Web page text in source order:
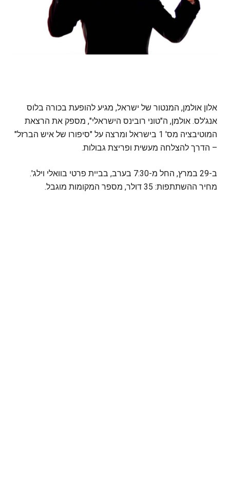
אלון אולמן, המנטור של ישראל, מגיע להופעת בכורה בלוס
אנג'לס. אולמן, ה"טוני רובינס הישראלי", מספק את הרצאת
המוטיבציה מס' 1 בישראל ומרצה על "סיפורו של איש הברזל"
– הדרך להצלחה מעשית ופריצת גבולות.
ב-29 במרץ, החל מ-7:30 בערב, בביית פרטי בוואלי וילג'.
מחיר ההשתתפות: 35 דולר, מספר המקומות מוגבל.